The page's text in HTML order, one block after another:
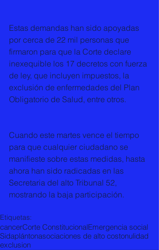
Estas demandas han sido apoyadas
por cerca de 22 mil personas que
firmaron para que la Corte declare
inexequible los 17 decretos con fuerza
de ley, que incluyen impuestos, la
exclusión de enfermedades del Plan
Obligatorio de Salud, entre otros.
Cuando este martes vence el tiempo
para que cualquier ciudadano se
manifieste sobre estas medidas, hasta
ahora han sido radicadas en las
Secretaria del alto Tribunal 52,
mostrando la baja participación.
Etiquetas:
cancerCorte ConstitucionalEmergencia social
Sidaplántonasociaciones de alto costonulidad
exclusion